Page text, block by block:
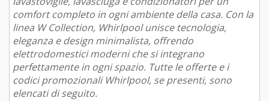
comfort completo in ogni ambiente della casa. Con la
linea W Collection, Whirlpool unisce tecnologia,
eleganza e design minimalista, offrendo
elettrodomestici moderni che si integrano
perfettamente in ogni spazio. Tutte le offerte e i
codici promozionali Whirlpool, se presenti, sono
elencati di seguito.